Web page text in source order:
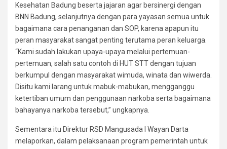
Kesehatan Badung beserta jajaran agar bersinergi dengan
BNN Badung, selanjutnya dengan para yayasan semua untuk
bagaimana cara penanganan dan SOP, karena apapun itu
peran masyarakat sangat penting terutama peran keluarga.
“Kami sudah lakukan upaya-upaya melalui pertemuan-
pertemuan, salah satu contoh di HUT STT dengan tujuan
berkumpul dengan masyarakat wimuda, winata dan wiwerda.
Disitu kami larang untuk mabuk-mabukan, mengganggu
ketertiban umum dan penggunaan narkoba serta bagaimana
bahayanya narkoba tersebut,” ungkapnya.
Sementara itu Direktur RSD Mangusada I Wayan Darta
melaporkan, dalam pelaksanaan program pemerintah untuk